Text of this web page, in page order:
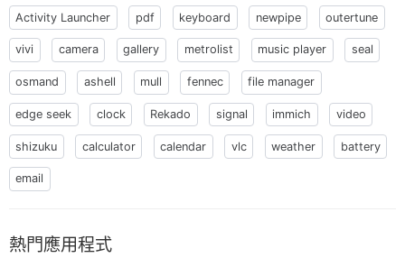
Activity Launcher pdf keyboard newpipe outertune
vivi camera gallery metrolist music player seal
osmand ashell mull fennec file manager
edge seek clock Rekado signal immich video
shizuku calculator calendar vlc weather battery
email
熱門應用程式